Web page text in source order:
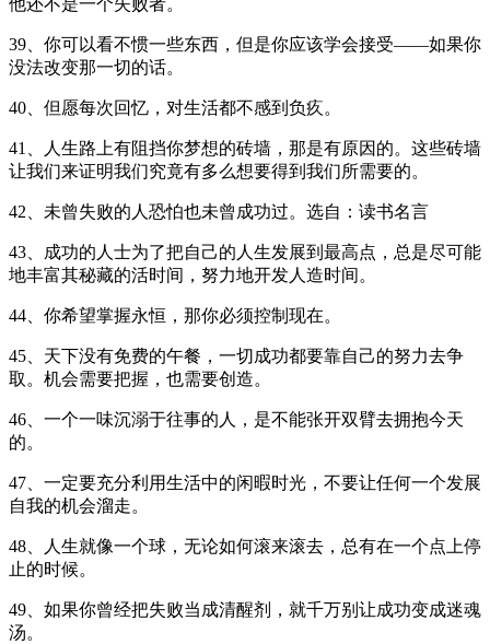
39、你可以看不惯一些东西，但是你应该学会接受——如果你
没法改变那一切的话。
40、但愿每次回忆，对生活都不感到负疚。
41、人生路上有阻挡你梦想的砖墙，那是有原因的。这些砖墙
让我们来证明我们究竟有多么想要得到我们所需要的。
42、未曾失败的人恐怕也未曾成功过。选自：读书名言
43、成功的人士为了把自己的人生发展到最高点，总是尽可能
地丰富其秘藏的活时间，努力地开发人造时间。
44、你希望掌握永恒，那你必须控制现在。
45、天下没有免费的午餐，一切成功都要靠自己的努力去争
取。机会需要把握，也需要创造。
46、一个一味沉溺于往事的人，是不能张开双臂去拥抱今天
的。
47、一定要充分利用生活中的闲暇时光，不要让任何一个发展
自我的机会溜走。
48、人生就像一个球，无论如何滚来滚去，总有在一个点上停
止的时候。
49、如果你曾经把失败当成清醒剂，就千万别让成功变成迷魂
汤。